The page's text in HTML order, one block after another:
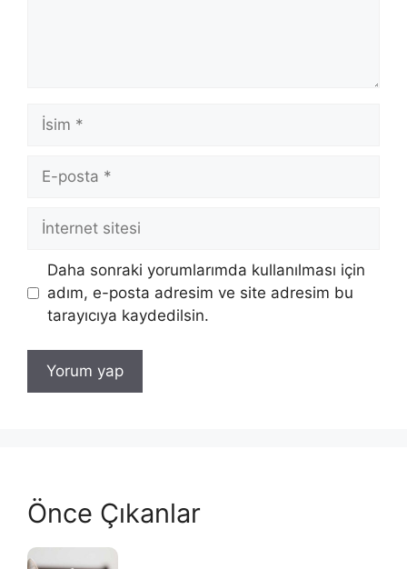
İsim
posta
İnternet
sitesi
Daha sonraki yorumlarımda kullanılması için
adım, e-posta adresim ve site adresim bu
tarayıcıya kaydedilsin.
Önce Çıkanlar